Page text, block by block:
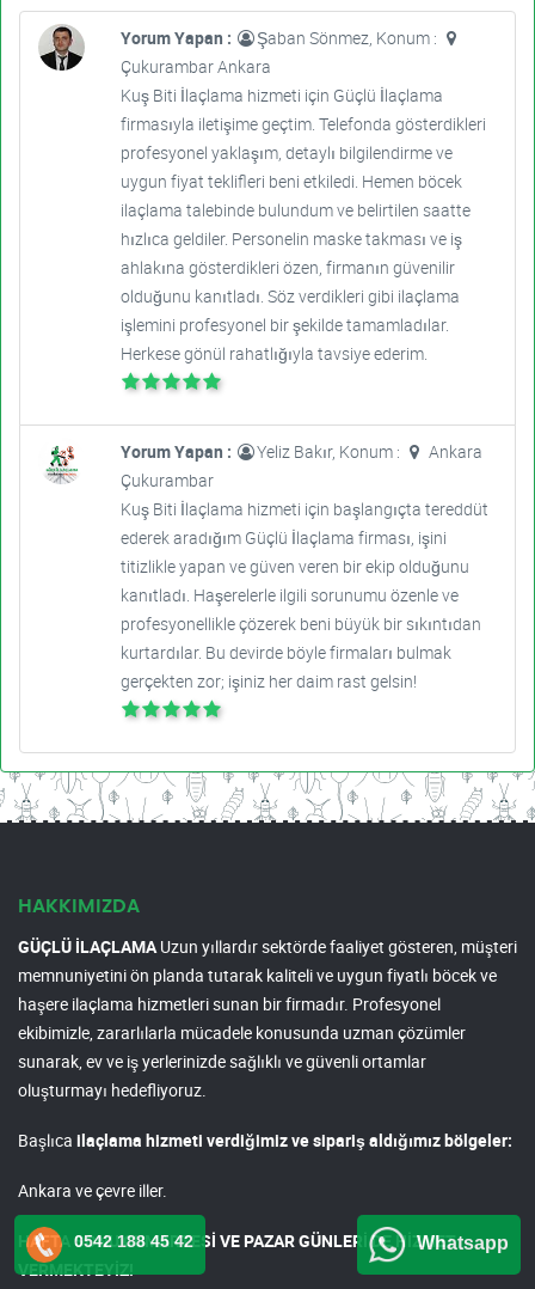
Yorum Yapan :
Şaban Sönmez, Konum :
Çukurambar Ankara
Kuş Biti İlaçlama hizmeti için Güçlü İlaçlama
firmasıyla iletişime geçtim. Telefonda gösterdikleri
profesyonel yaklaşım, detaylı bilgilendirme ve
uygun fiyat teklifleri beni etkiledi. Hemen böcek
ilaçlama talebinde bulundum ve belirtilen saatte
hızlıca geldiler. Personelin maske takması ve iş
ahlakına gösterdikleri özen, firmanın güvenilir
olduğunu kanıtladı. Söz verdikleri gibi ilaçlama
işlemini profesyonel bir şekilde tamamladılar.
Herkese gönül rahatlığıyla tavsiye ederim.
Yorum Yapan : Yeliz Bakır, Konum :
Ankara
Çukurambar
Kuş Biti İlaçlama hizmeti için başlangıçta tereddüt
ederek aradığım Güçlü İlaçlama firması, işini
titizlikle yapan ve güven veren bir ekip olduğunu
kanıtladı. Haşerelerle ilgili sorunumu özenle ve
profesyonellikle çözerek beni büyük bir sıkıntıdan
kurtardılar. Bu devirde böyle firmaları bulmak
gerçekten zor; işiniz her daim rast gelsin!
HAKKIMIZDA
GÜÇLÜ İLAÇLAMAUzun yıllardır sektörde faaliyet gösteren, müşteri
memnuniyetini ön planda tutarak kaliteli ve uygun fiyatlı böcek ve
haşere ilaçlama hizmetleri sunan bir firmadır. Profesyonel
ekibimizle, zararlılarla mücadele konusunda uzman çözümler
sunarak, ev ve iş yerlerinizde sağlıklı ve güvenli ortamlar
oluşturmayı hedefliyoruz.
Başlıca ilaçlama hizmeti verdiğimiz ve sipariş aldığımız bölgeler:
Ankara ve çevre iller.
HAFTA SONU CUMARTESİ VE PAZAR GÜNLERİ DE HİZMET
VERMEKTEYİZ!
0542 188 45 42 Whatsapp